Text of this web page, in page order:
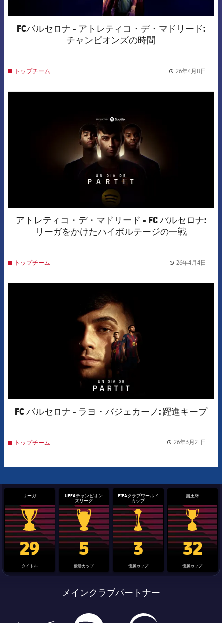
FCバルセロナ - アトレティコ・デ・マドリード:
チャンピオンズの時間
トップチーム 26年4月8日
アトレティコ・デ・マドリード - FC バルセロナ:
リーガをかけたハイボルテージの一戦
トップチーム 26年4月4日
FC バルセロナ - ラヨ・バジェカーノ: 躍進キープ
トップチーム 26年3月21日
リーガ
La Liga trophy
29
タイトル
UEFAチャンピオン
ズリーグ
Champions League trophy
5
優勝カップ
FIFAクラブワールド
カップ
label.aria.clubworldcup
3
優勝カップ
国王杯
国王杯
32
優勝カップ
メインクラブパートナー